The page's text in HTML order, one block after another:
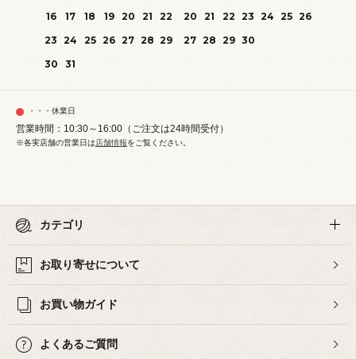
16
17 18 19 20 21
22
23 24 25 26 27 28 29
30
31
20
21 22 23 24 25 26
27 28 29 30
・・・休業日
営業時間：10:30～16:00（ご注文は24時間受付）
※各実店舗の営業日は店舗情報をご覧ください。
カテゴリ
お取り寄せについて
お買い物ガイド
よくあるご質問